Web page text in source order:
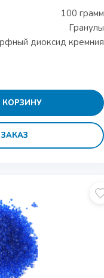
100 грамм
Гранулы
диоксид кремния